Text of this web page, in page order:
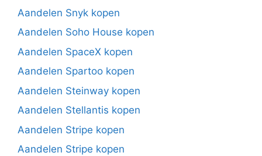
Aandelen Snyk kopen
Aandelen Soho House kopen
Aandelen SpaceX kopen
Aandelen Spartoo kopen
Aandelen Steinway kopen
Aandelen Stellantis kopen
Aandelen Stripe kopen
Aandelen Stripe kopen